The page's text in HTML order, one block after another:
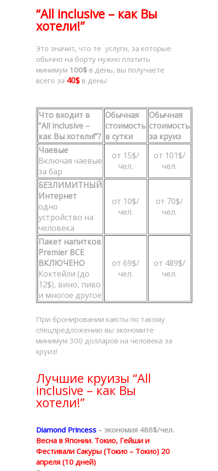
“All inclusive – как Вы
хотели!”
Это значит, что те услуги, за которые
обычно на борту нужно платить
минимум 100$ в день, вы получаете
всего за 40$ в день!
Что входит в
“All inclusive –
как Вы хотели!”?
Обычная
стоимость
в сутки
Обычная
стоимость
за круиз
Чаевые
Включая чаевые
за бар
от 15$/
чел.
от 101$/
чел.
БЕЗЛИМИТНЫЙ
Интернет
одно
устройство на
человека
от 10$/
чел.
от 70$/
чел.
Пакет напитков
Premier ВСЕ
ВКЛЮЧЕНО
Коктейли (до
12$), вино, пиво
и многое другое
от 69$/
чел.
от 489$/
чел.
При бронировании каюты по такому
спецпредложению вы экономите
минимум 300 долларов на человека за
круиз!
Лучшие круизы “All
inclusive – как Вы
хотели!”
Diamond Princess – экономия 486$/чел.
Весна в Японии. Токио, Гейши и
Фестивали Сакуры (Токио – Токио) 20
апреля (10 дней)